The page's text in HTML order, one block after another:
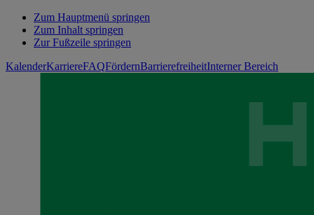
Zum Hauptmenü springen
Zum Inhalt springen
Zur Fußzeile springen
KalenderKarriereFAQFördernBarrierefreiheitInterner Bereich